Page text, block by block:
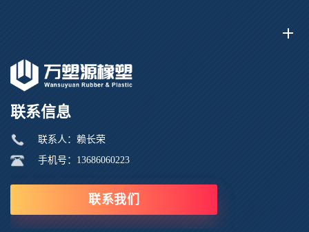
联系信息
联系人：赖长荣
手机号：13686060223
联系我们